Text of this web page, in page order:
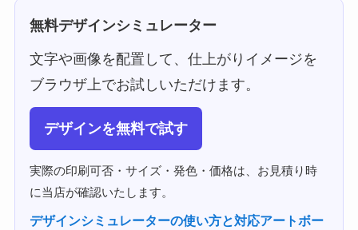
無料デザインシミュレーター
文字や画像を配置して、仕上がりイメージを
ブラウザ上でお試しいただけます。
デザインを無料で試す
実際の印刷可否・サイズ・発色・価格は、お見積り時
に当店が確認いたします。
デザインシミュレーターの使い方と対応アートボー